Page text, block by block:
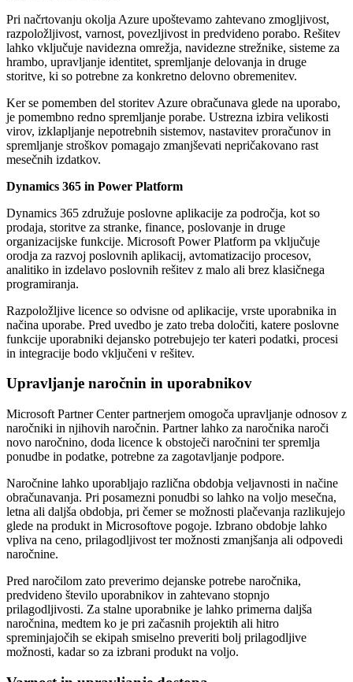
Pri načrtovanju okolja Azure upoštevamo zahtevano zmogljivost,
razpoložljivost, varnost, povezljivost in predvideno porabo. Rešitev
lahko vključuje navidezna omrežja, navidezne strežnike, sisteme za
hrambo, upravljanje identitet, spremljanje delovanja in druge
storitve, ki so potrebne za konkretno delovno obremenitev.
Ker se pomemben del storitev Azure obračunava glede na uporabo,
je pomembno redno spremljanje porabe. Ustrezna izbira velikosti
virov, izklapljanje nepotrebnih sistemov, nastavitev proračunov in
spremljanje stroškov pomagajo zmanjševati nepričakovano rast
mesečnih izdatkov.
Dynamics 365 in Power Platform
Dynamics 365 združuje poslovne aplikacije za področja, kot so
prodaja, storitve za stranke, finance, poslovanje in druge
organizacijske funkcije. Microsoft Power Platform pa vključuje
orodja za razvoj poslovnih aplikacij, avtomatizacijo procesov,
analitiko in izdelavo poslovnih rešitev z malo ali brez klasičnega
programiranja.
Razpoložljive licence so odvisne od aplikacije, vrste uporabnika in
načina uporabe. Pred uvedbo je zato treba določiti, katere poslovne
funkcije uporabniki dejansko potrebujejo ter kateri podatki, procesi
in integracije bodo vključeni v rešitev.
Upravljanje naročnin in uporabnikov
Microsoft Partner Center partnerjem omogoča upravljanje odnosov z
naročniki in njihovih naročnin. Partner lahko za naročnika naroči
novo naročnino, doda licence k obstoječi naročnini ter spremlja
ponudbe in podatke, potrebne za zagotavljanje podpore.
Naročnine lahko uporabljajo različna obdobja veljavnosti in načine
obračunavanja. Pri posamezni ponudbi so lahko na voljo mesečna,
letna ali daljša obdobja, pri čemer se možnosti plačevanja razlikujejo
glede na produkt in Microsoftove pogoje. Izbrano obdobje lahko
vpliva na ceno, prilagodljivost ter možnosti zmanjšanja ali odpovedi
naročnine.
Pred naročilom zato preverimo dejanske potrebe naročnika,
predvideno število uporabnikov in zahtevano stopnjo
prilagodljivosti. Za stalne uporabnike je lahko primerna daljša
naročnina, medtem ko je pri začasnih projektih ali hitro
spreminjajočih se ekipah smiselno preveriti bolj prilagodljive
možnosti, kadar so za izbrani produkt na voljo.